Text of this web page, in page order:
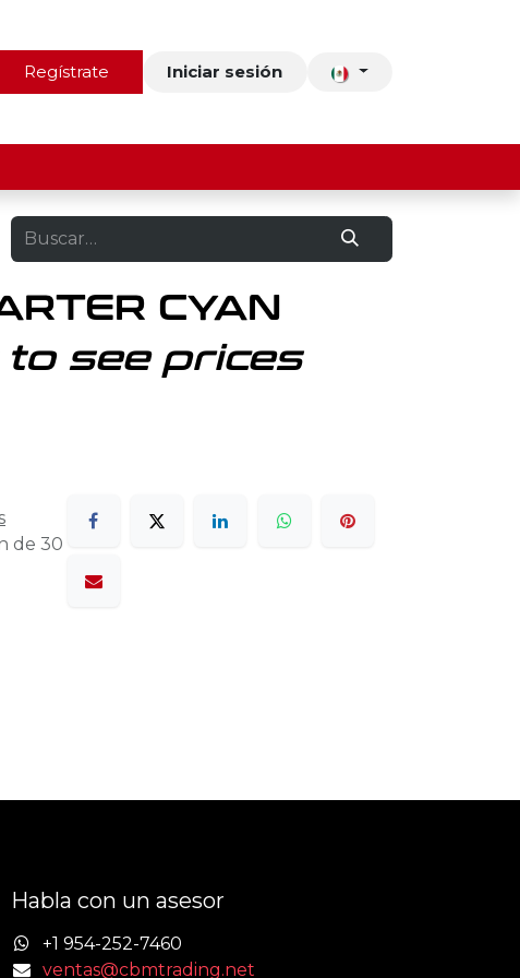
Contacto
Regístrate Iniciar sesión
CYAN
see prices
de 30
Habla con un asesor
+1 954-252-7460
ventas@cbmtrading.net